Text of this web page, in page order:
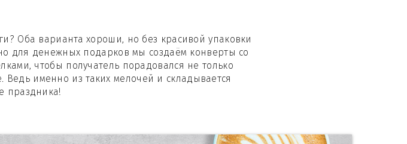
Оба варианта хороши, но без красивой упаковки
для денежных подарков мы создаём конверты со
чтобы получатель порадовался не только
Ведь именно из таких мелочей и складывается
праздника!